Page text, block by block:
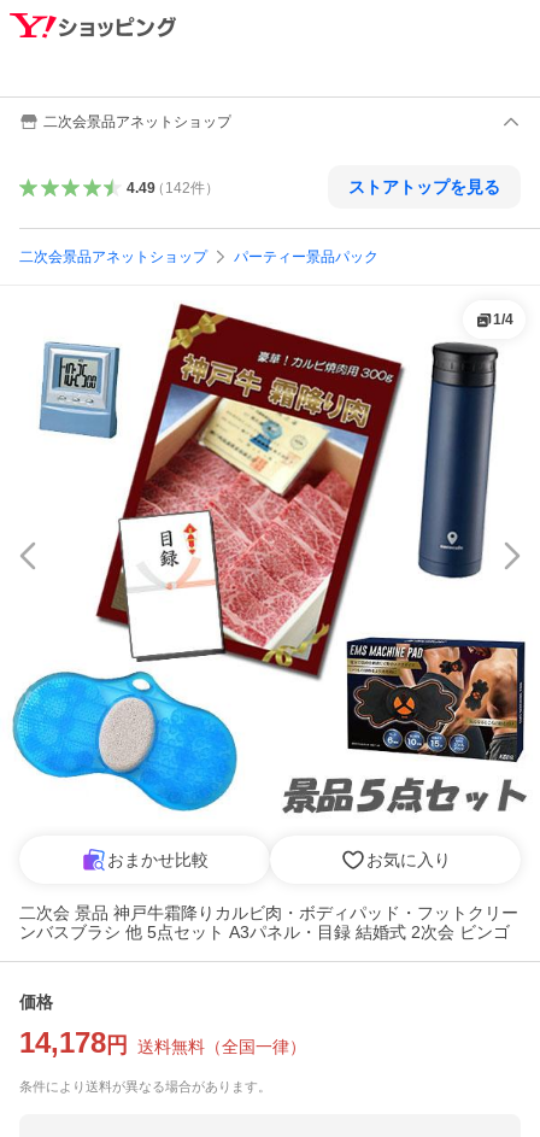
二次会景品アネットショップ
4.49（ 142件） ストアトップを見る
二次会景品アネットショップ パーティー景品パック
1/4
おまかせ比較 お気に入り
二次会 景品 神戸牛霜降りカルビ肉・ボディパッド・フットクリー
ンバスブラシ 他 5点セット A3パネル・目録 結婚式 2次会 ビンゴ
価格
14,178 円 送料無料 （全国一律）
条件により送料が異なる場合があります。